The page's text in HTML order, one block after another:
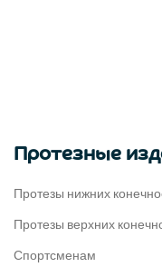
Протезные
Протезы нижних
Протезы верхних
Спортсменам